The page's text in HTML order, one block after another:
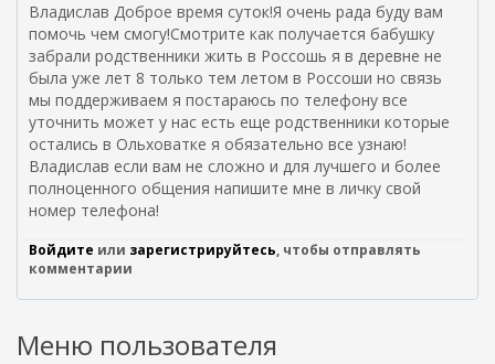
Владислав Доброе время суток!Я очень рада буду вам
помочь чем смогу!Смотрите как получается бабушку
забрали родственники жить в Россошь я в деревне не
была уже лет 8 только тем летом в Россоши но связь
мы поддерживаем я постараюсь по телефону все
уточнить может у нас есть еще родственники которые
остались в Ольховатке я обязательно все узнаю!
Владислав если вам не сложно и для лучшего и более
полноценного общения напишите мне в личку свой
номер телефона!
Войдите или зарегистрируйтесь, чтобы отправлять
комментарии
Меню пользователя